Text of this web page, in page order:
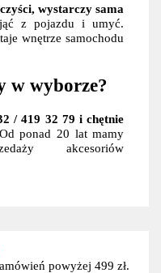
wystarczy sama
z pojazdu i umyć.
wnętrze samochodu
w wyborze?
/ 419 32 79 i chętnie
Od ponad 20 lat mamy
akcesoriów
powyżej 499 zł.